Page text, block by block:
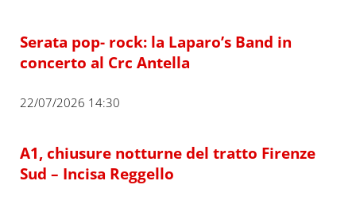
Serata pop- rock: la Laparo’s Band in
concerto al Crc Antella
22/07/2026 14:30
A1, chiusure notturne del tratto Firenze
Sud – Incisa Reggello